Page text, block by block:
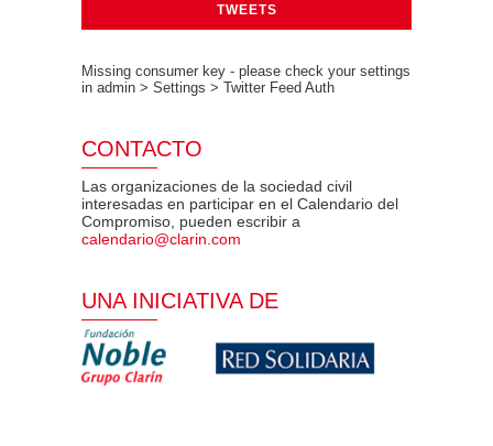
TWEETS
Missing consumer key - please check your settings
in admin > Settings > Twitter Feed Auth
CONTACTO
Las organizaciones de la sociedad civil
interesadas en participar en el Calendario del
Compromiso, pueden escribir a
calendario@clarin.com
UNA INICIATIVA DE